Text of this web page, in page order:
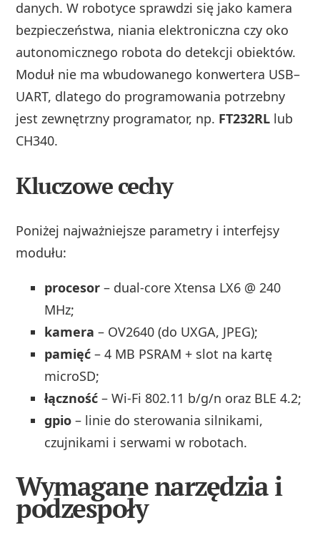
danych. W robotyce sprawdzi się jako kamera
bezpieczeństwa, niania elektroniczna czy oko
autonomicznego robota do detekcji obiektów.
Moduł nie ma wbudowanego konwertera USB–
UART, dlatego do programowania potrzebny
jest zewnętrzny programator, np. FT232RL lub
CH340.
Kluczowe cechy
Poniżej najważniejsze parametry i interfejsy
modułu:
procesor – dual‑core Xtensa LX6 @ 240
MHz;
kamera – OV2640 (do UXGA, JPEG);
pamięć – 4 MB PSRAM + slot na kartę
microSD;
łączność – Wi‑Fi 802.11 b/g/n oraz BLE 4.2;
gpio – linie do sterowania silnikami,
czujnikami i serwami w robotach.
Wymagane narzędzia i
podzespoły